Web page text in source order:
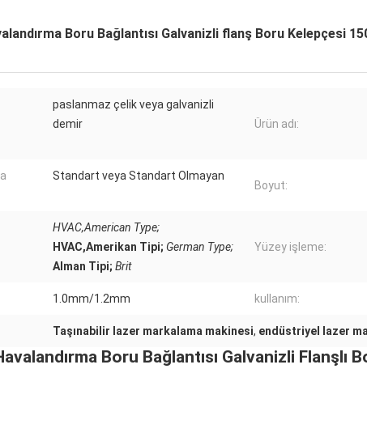
Boru Bağlantısı Galvanizli flanş Boru Kelepçesi
paslanmaz çelik veya galvanizli
demir
Ürün adı:
Standart veya Standart Olmayan
Boyut:
HVAC,American Type;
HVAC,Amerikan Tipi; German Type;
Alman Tipi; Brit
Yüzey işleme:
1.0mm/1.2mm kullanım:
Taşınabilir lazer markalama makinesi, endüstriyel lazer
Boru Bağlantısı Galvanizli Flanşlı